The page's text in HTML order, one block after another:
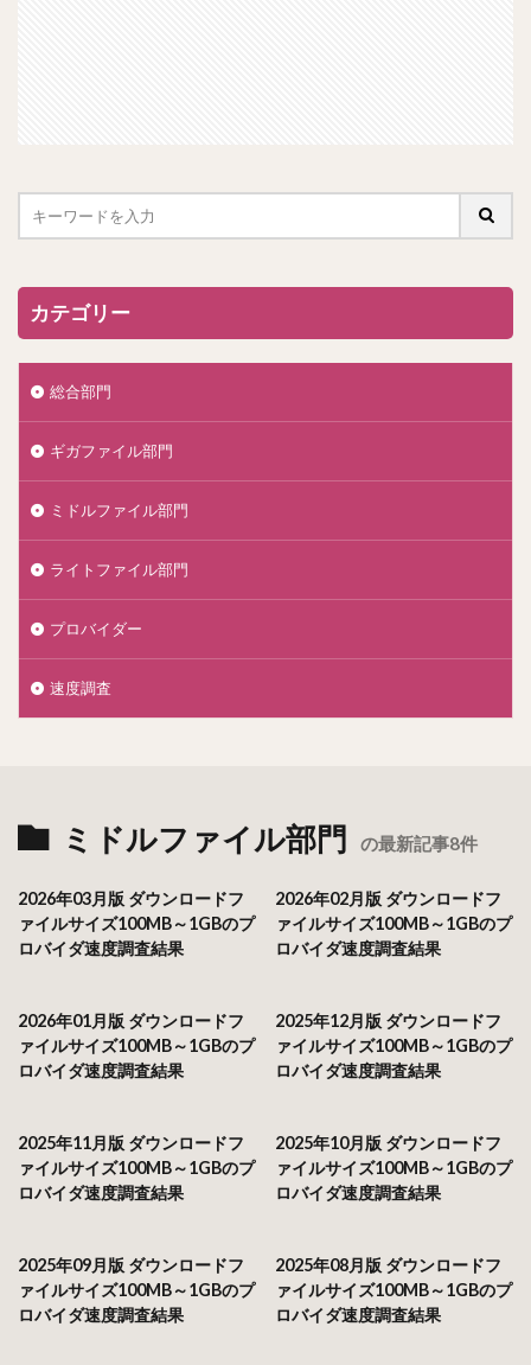
カテゴリー
総合部門
ギガファイル部門
ミドルファイル部門
ライトファイル部門
プロバイダー
速度調査
ミドルファイル部門 の最新記事8件
2026年03月版 ダウンロードフ
ァイルサイズ100MB～1GBのプ
ロバイダ速度調査結果
2026年02月版 ダウンロードフ
ァイルサイズ100MB～1GBのプ
ロバイダ速度調査結果
2026年01月版 ダウンロードフ
ァイルサイズ100MB～1GBのプ
ロバイダ速度調査結果
2025年12月版 ダウンロードフ
ァイルサイズ100MB～1GBのプ
ロバイダ速度調査結果
2025年11月版 ダウンロードフ
ァイルサイズ100MB～1GBのプ
ロバイダ速度調査結果
2025年10月版 ダウンロードフ
ァイルサイズ100MB～1GBのプ
ロバイダ速度調査結果
2025年09月版 ダウンロードフ
ァイルサイズ100MB～1GBのプ
ロバイダ速度調査結果
2025年08月版 ダウンロードフ
ァイルサイズ100MB～1GBのプ
ロバイダ速度調査結果